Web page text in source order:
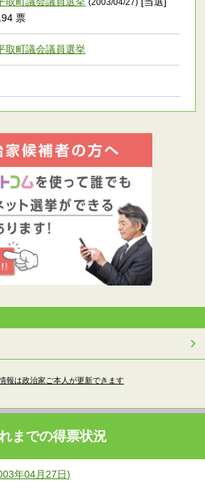
(2003/04/27)
票
取町議会議員選挙
報は政治家ご本人が更新できます
までの得票状況
年04月27日)